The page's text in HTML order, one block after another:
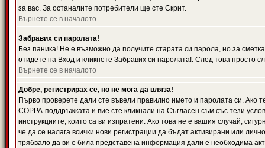
за вас. За останалите потребители ще сте Скрит.
Върнете се в началото
Забравих си паролата!
Без паника! Не е възможно да получите старата си парола, но за
отидете на Вход и кликнете Забравих си паролата!. След това просто
Върнете се в началото
Добре, регистрирах се, но не мога да вляза!
Първо проверете дали сте въвели правилно името и паролата си. Ако
COPPA-поддръжката и вие сте кликнали на Съгласен съм със тези
инструкциите, които са ви изпратени. Ако това не е вашия случай,
че да се налага всички нови регистрации да бъдат активирани или
трябвало да ви е била представена информация дали е необходима